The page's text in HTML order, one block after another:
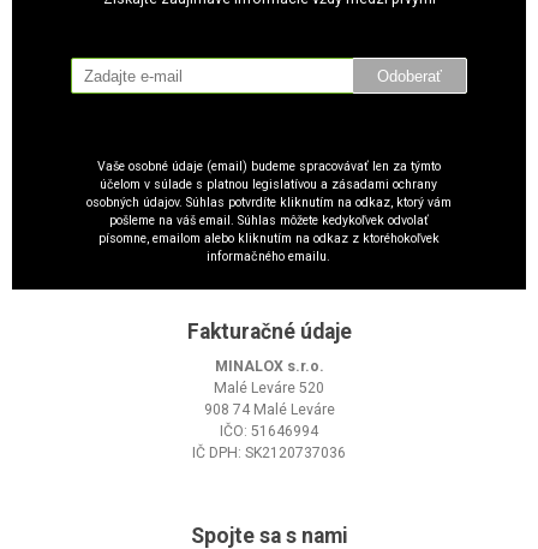
Odoberať
Vaše osobné údaje (email) budeme spracovávať len za týmto
účelom v súlade s platnou legislatívou a zásadami ochrany
osobných údajov. Súhlas potvrdíte kliknutím na odkaz, ktorý vám
pošleme na váš email. Súhlas môžete kedykoľvek odvolať
písomne, emailom alebo kliknutím na odkaz z ktoréhokoľvek
informačného emailu.
Fakturačné údaje
MINALOX s.r.o.
Malé Leváre 520
908 74 Malé Leváre
IČO: 51646994
IČ DPH: SK2120737036
Spojte sa s nami